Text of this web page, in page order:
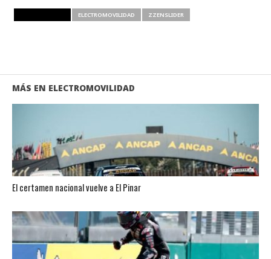
ELECTROMOVILIDAD ZZENSLIDER
MÁS EN ELECTROMOVILIDAD
El certamen nacional vuelve a El Pinar